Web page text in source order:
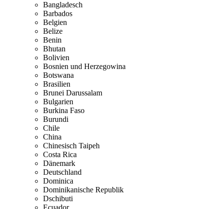
Bangladesch
Barbados
Belgien
Belize
Benin
Bhutan
Bolivien
Bosnien und Herzegowina
Botswana
Brasilien
Brunei Darussalam
Bulgarien
Burkina Faso
Burundi
Chile
China
Chinesisch Taipeh
Costa Rica
Dänemark
Deutschland
Dominica
Dominikanische Republik
Dschibuti
Ecuador